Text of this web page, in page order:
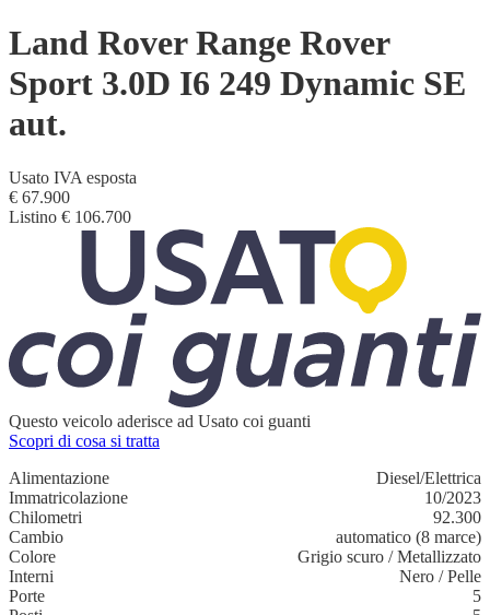
Land Rover Range Rover
Sport 3.0D I6 249 Dynamic SE
aut.
Usato IVA esposta
€ 67.900
Listino € 106.700
Questo veicolo aderisce ad Usato coi guanti
Scopri di cosa si tratta
Alimentazione
Diesel/Elettrica
Immatricolazione
10/2023
Chilometri
92.300
Cambio
automatico (8 marce)
Colore
Grigio scuro /Metallizzato
Interni
Nero /Pelle
Porte
5